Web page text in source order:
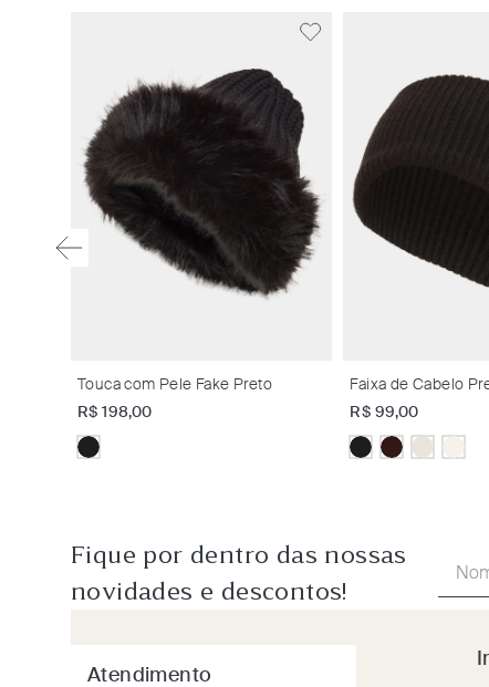
Touca com Pele Fake Preto
R$ 198,00
Faixa de Cabelo
R$ 99,00
Fique por dentro das nossas
novidades e descontos!
Atendimento